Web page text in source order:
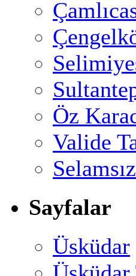
Öz
Valide
Sayfalar
Üsküdar